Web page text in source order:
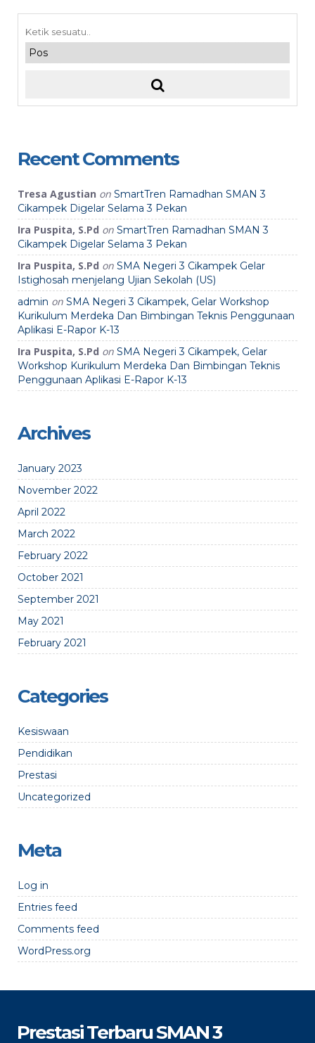
Recent Comments
Tresa Agustian on SmartTren Ramadhan SMAN 3
Cikampek Digelar Selama 3 Pekan
Ira Puspita, S.Pd on SmartTren Ramadhan SMAN 3
Cikampek Digelar Selama 3 Pekan
Ira Puspita, S.Pd on SMA Negeri 3 Cikampek Gelar
Istighosah menjelang Ujian Sekolah (US)
admin on SMA Negeri 3 Cikampek, Gelar Workshop
Kurikulum Merdeka Dan Bimbingan Teknis Penggunaan
Aplikasi E-Rapor K-13
Ira Puspita, S.Pd on SMA Negeri 3 Cikampek, Gelar
Workshop Kurikulum Merdeka Dan Bimbingan Teknis
Penggunaan Aplikasi E-Rapor K-13
Archives
January 2023
November 2022
April 2022
March 2022
February 2022
October 2021
September 2021
May 2021
February 2021
Categories
Kesiswaan
Pendidikan
Prestasi
Uncategorized
Meta
Log in
Entries feed
Comments feed
WordPress.org
Prestasi Terbaru SMAN 3